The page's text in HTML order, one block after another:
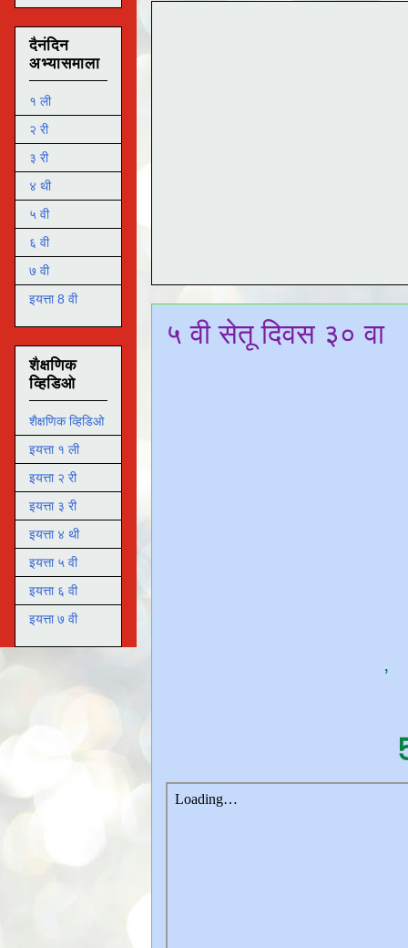
५ वी सेतू दिवस ३० वा
,
दैनंदिन
अभ्यासमाला
१ ली
२ री
३ री
४ थी
५ वी
६ वी
७ वी
इयत्ता 8 वी
शैक्षणिक
व्हिडिओ
शैक्षणिक व्हिडिओ
इयत्ता १ ली
इयत्ता २ री
इयत्ता ३ री
इयत्ता ४ थी
इयत्ता ५ वी
इयत्ता ६ वी
इयत्ता ७ वी